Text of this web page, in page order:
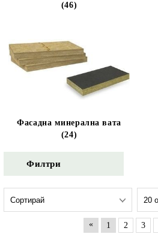
(46)
Фасадна минерална вата
(24)
Филтри
« 1 2 3